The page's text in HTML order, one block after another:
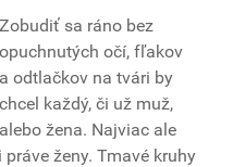
Zobudiť sa ráno bez
opuchnutých očí, fľakov
a odtlačkov na tvári by
chcel každý, či už muž,
alebo žena. Najviac ale
ženy. Tmavé kruhy